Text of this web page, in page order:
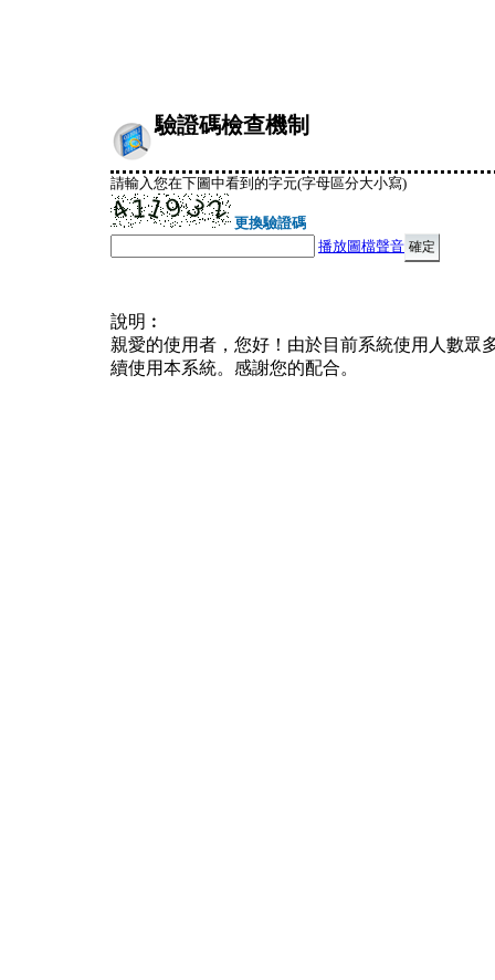
驗證碼檢查機制
請輸入您在下圖中看到的字元(字母區分大小寫)
更換驗證碼
播放圖檔聲音
說明︰
親愛的使用者，您好！由於目前系統使用人數眾
續使用本系統。感謝您的配合。